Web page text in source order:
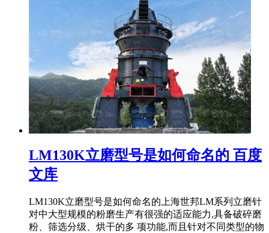
LM130K立磨型号是如何命名的 百度
文库
LM130K立磨型号是如何命名的上海世邦LM系列立磨针
对中大型规模的粉磨生产有很强的适应能力,具备破碎磨
粉、筛选分级、烘干的多 项功能,而且针对不同类型的物